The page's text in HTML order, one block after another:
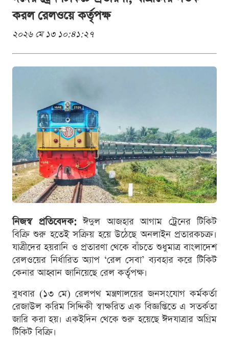
করল রেলওয়ে কর্তৃপক্ষ
২০২৬ মে ১৩ ১০:৪১:২৭
নিজস্ব প্রতিবেদক:ঈদুল আজহার আগাম ট্রেনের টিকিট
বিক্রি শুরু হতেই সক্রিয় হয়ে উঠেছে অনলাইন প্রতারকচক্র।
যাত্রীদের হয়রানি ও প্রতারণা থেকে বাঁচতে শুধুমাত্র বাংলাদেশ
রেলওয়ের নির্ধারিত অ্যাপ ‘রেল সেবা’ ব্যবহার করে টিকিট
কেনার আহ্বান জানিয়েছে রেল কর্তৃপক্ষ।
বুধবার (১৩ মে) রেলপথ মন্ত্রণালয়ের জনসংযোগ কর্মকর্তা
রেজাউল করিম সিদ্দিকী স্বাক্ষরিত এক বিজ্ঞপ্তিতে এ সতর্কতা
জারি করা হয়। একইদিন থেকে শুরু হয়েছে ঈদযাত্রার অগ্রিম
টিকিট বিক্রি।